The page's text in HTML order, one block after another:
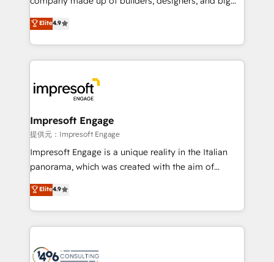
Platform Migration Excellence. • Top 3 Partner of the
Year LATAM 2022, 2023, 2024, 2025. • Partner of the
business with HubSpot? Let Cebra’s experts help
you grow faster, smarter, and with impact.
thinkers. We blend strategy, design, and
development—always fueled by curiosity—to turn
ideas, opportunities, and challenges into meaningful
experiences. To us, technology is more than just
and—most importantly—simple. That’s why we lean
into bold ideas and shape them into thoughtful
products and strategies that actually make a
difference.
Elite4.9
Impresoft Engage
提供元：Impresoft Engage
Impresoft Engage is a unique reality in the Italian
panorama, which was created with the aim of
putting Customer Experience at the center by
creating digital environments capable of integrating
people, processes and data. We offer the best
digital solutions on the market, ranging from CRM
marketing automation to online and offline sales
Elite4.9